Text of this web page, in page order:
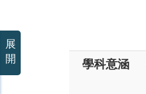
學科意涵
展
開